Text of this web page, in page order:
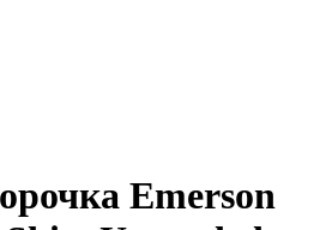
Emerson